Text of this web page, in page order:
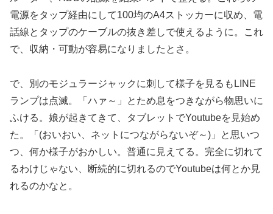
電源をタップ経由にして100均のA4ストッカーに収め、電
話線とタップのケーブルの抜き差しで使えるように。これ
で、収納・可動が容易になりましたとさ。
で、別のモジュラージャックに刺して様子を見るもLINE
ランプは点滅。「ハァ～」とため息をつきながら物思いに
ふける。娘が起きてきて、タブレットでYoutubeを見始め
た。「(おいおい、ネットにつながらないぞ～)」と思いつ
つ、何か様子がおかしい。普通に見えてる。完全に切れて
るわけじゃない、断続的に切れるのでYoutubeは何とか見
れるのかなと。